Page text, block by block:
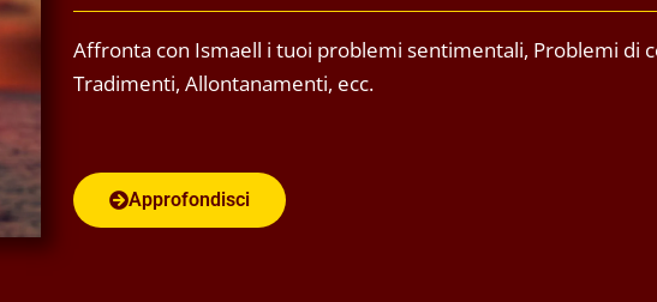
Affronta con Ismaell i tuoi problemi sentimentali, Problemi di
Tradimenti, Allontanamenti, ecc.
Approfondisci